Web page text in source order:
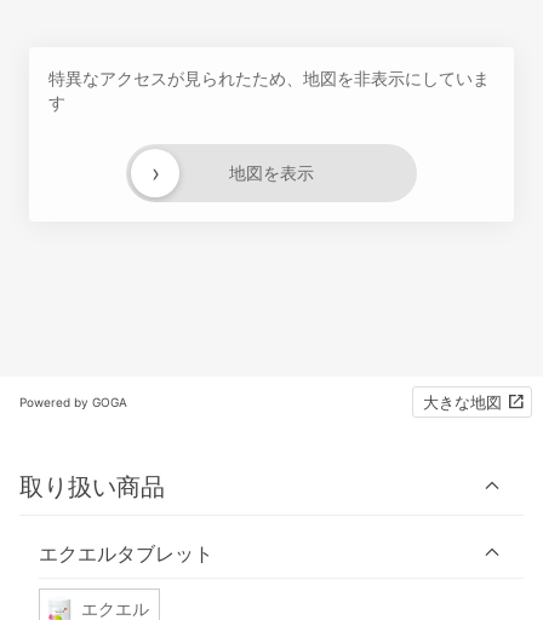
特異なアクセスが見られたため、地図を非表示にしていま
す
地図を表示
›
Powered by GOGA 大きな地図
取り扱い商品
エクエルタブレット
エクエル